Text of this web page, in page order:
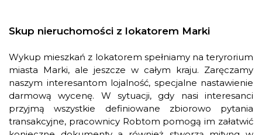
Skup nieruchomości z lokatorem Marki
Wykup mieszkań z lokatorem spełniamy na teryrorium
miasta Marki, ale jeszcze w całym kraju. Zaręczamy
naszym interesantom lojalność, specjalne nastawienie
darmową wycenę. W sytuacji, gdy nasi interesanci
przyjmą wszystkie definiowane zbiorowo pytania
transakcyjne, pracownicy Robtom pomogą im załatwić